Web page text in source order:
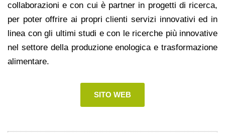
collaborazioni e con cui è partner in progetti di ricerca,
per poter offrire ai propri clienti servizi innovativi ed in
linea con gli ultimi studi e con le ricerche più innovative
nel settore della produzione enologica e trasformazione
alimentare.
SITO WEB